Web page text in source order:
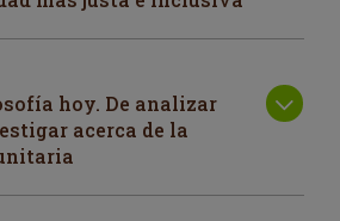
hoy. De analizar
acerca de la